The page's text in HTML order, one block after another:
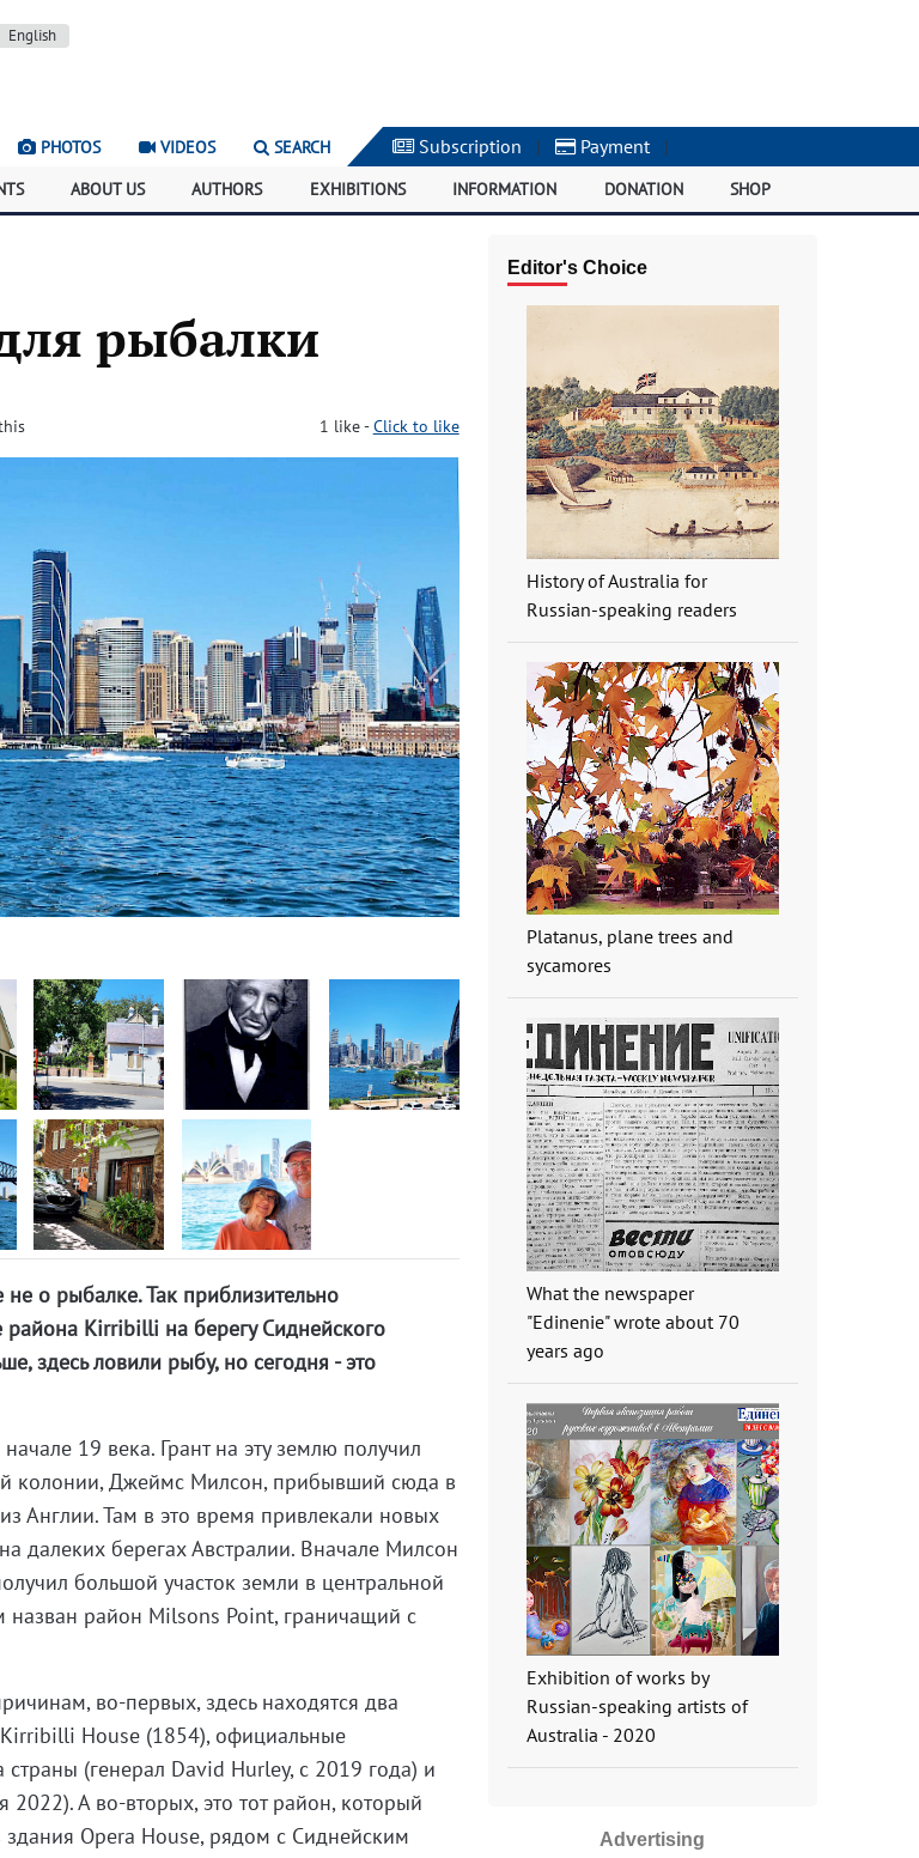
English
PHOTOS VIDEOS SEARCH Subscription | Payment |
ABOUT US AUTHORS EXHIBITIONS INFORMATION DONATION SHOP
рыбалки
1 like-Click to like
не о рыбалке. Так приблизительно
района Kirribilli на берегу Сиднейского
здесь ловили рыбу, но сегодня - это
19 века. Грант на эту землю получил
колонии, Джеймс Милсон, прибывший сюда в
Англии. Там в это время привлекали новых
далеких берегах Австралии. Вначале Милсон
большой участок земли в центральной
назван район Milsons Point, граничащий с
во-первых, здесь находятся два
House (1854), официальные
(генерал David Hurley, с 2019 года) и
А во-вторых, это тот район, который
Opera House, рядом с Сиднейским
Editor's Choice
History of Australia for
Russian-speaking readers
Platanus, plane trees and
sycamores
What the newspaper
"Edinenie" wrote about 70
years ago
Exhibition of works by
Russian-speaking artists of
Australia - 2020
Advertising